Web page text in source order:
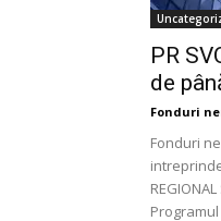
PR
de
Fonduri
Fonduri